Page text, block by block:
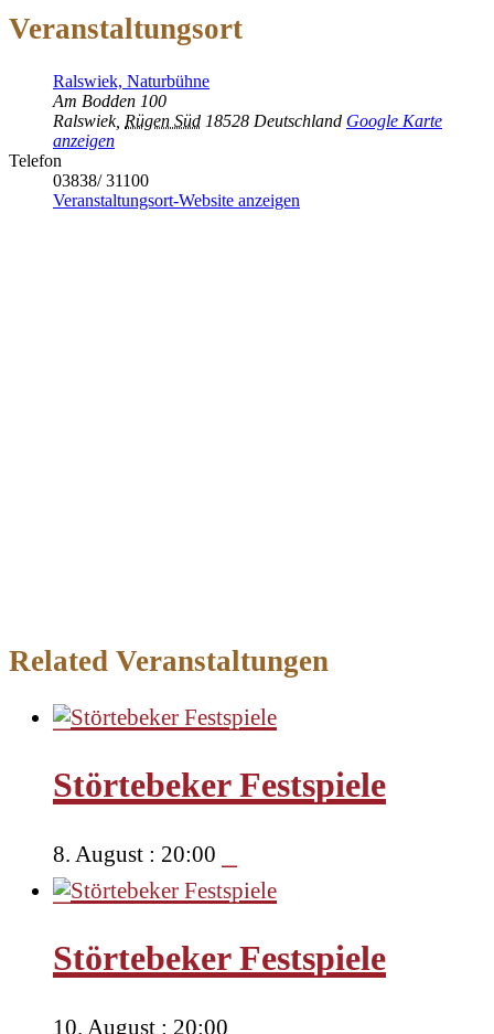
Veranstaltungsort
Ralswiek, Naturbühne
Am Bodden 100
Ralswiek, Rügen Süd 18528 Deutschland Google Karte
anzeigen
Telefon
03838/ 31100
Veranstaltungsort-Website anzeigen
Related Veranstaltungen
Störtebeker Festspiele
8. August : 20:00
Störtebeker Festspiele
10. August : 20:00